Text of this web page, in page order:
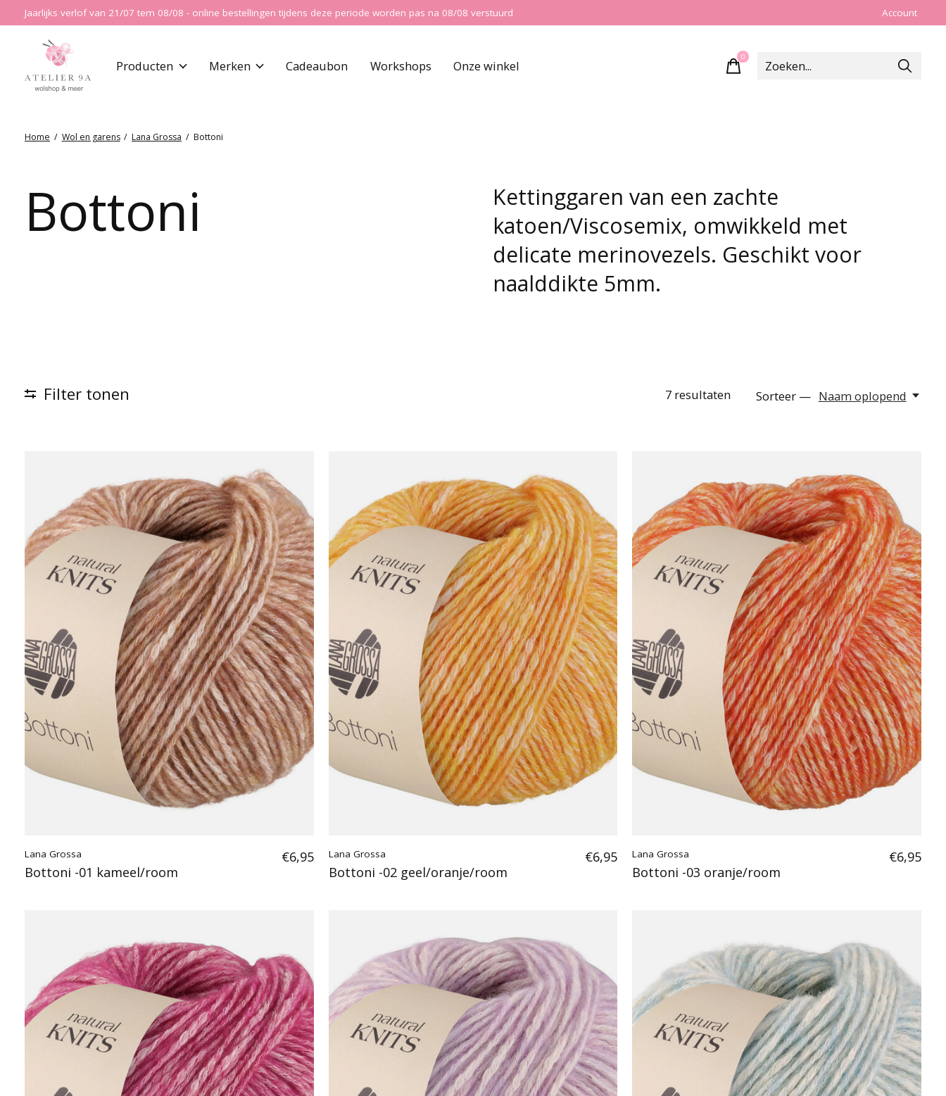
Jaarlijks verlof van 21/07 tem 08/08 - online bestellingen tijdens deze periode worden pas na 08/08 verstuurd Account
Producten Merken Cadeaubon Workshops Onze winkel
0items
Home / Wol en garens / Lana Grossa / Bottoni
Bottoni
Kettinggaren van een zachte
katoen/Viscosemix, omwikkeld met
delicate merinovezels. Geschikt voor
naalddikte 5mm.
Filter tonen 7resultaten Sorteer — Naam oplopend
Lana Grossa
Bottoni -01 kameel/room
€6,95 Lana Grossa
Bottoni -02 geel/oranje/room
€6,95 Lana Grossa
Bottoni -03 oranje/room
€6,95